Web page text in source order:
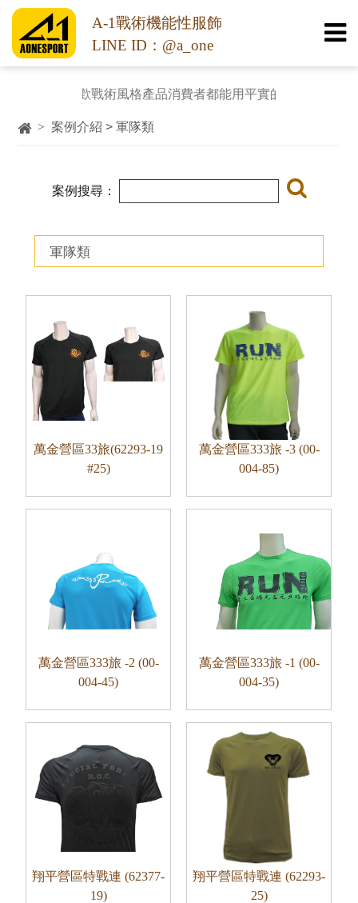
A-1戰術機能性服飾
LINE ID：@a_one
歡戰術風格產品消費者都能用平實的價格購入功能多樣化的
> 案例介紹 > 軍隊類
案例搜尋：
軍隊類
萬金營區33旅(62293-19
#25)
萬金營區333旅 -3 (00-
004-85)
萬金營區333旅 -2 (00-
004-45)
萬金營區333旅 -1 (00-
004-35)
翔平營區特戰連 (62377-
19)
翔平營區特戰連 (62293-
25)